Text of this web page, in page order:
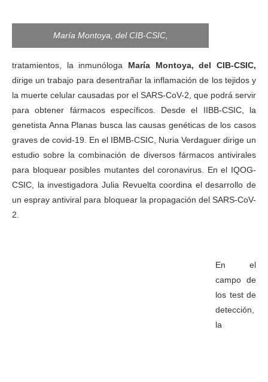
María Montoya, del CIB-CSIC,
tratamientos, la inmunóloga María Montoya, del CIB-CSIC,
dirige un trabajo para desentrañar la inflamación de los tejidos y
la muerte celular causadas por el SARS-CoV-2, que podrá servir
para obtener fármacos específicos. Desde el IIBB-CSIC, la
genetista Anna Planas busca las causas genéticas de los casos
graves de covid-19. En el IBMB-CSIC, Nuria Verdaguer dirige un
estudio sobre la combinación de diversos fármacos antivirales
para bloquear posibles mutantes del coronavirus. En el IQOG-
CSIC, la investigadora Julia Revuelta coordina el desarrollo de
un espray antiviral para bloquear la propagación del SARS-CoV-
2.
En el
campo de
los test de
detección,
la